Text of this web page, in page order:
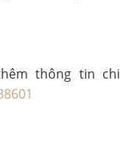
thông tin chi